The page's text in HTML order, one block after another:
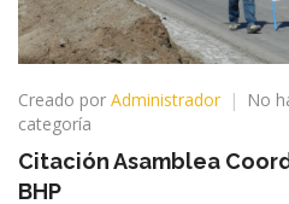
Creado por Administrador No
categoría
Citación Asamblea
BHP